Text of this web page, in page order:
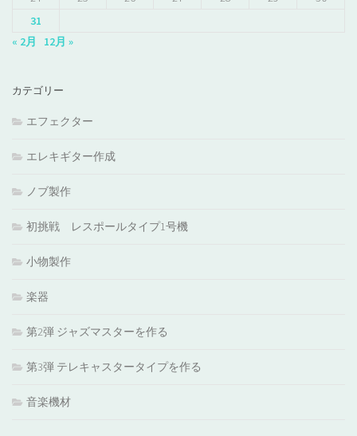
31
« 2月
12月 »
カテゴリー
エフェクター
エレキギター作成
ノブ製作
初挑戦 レスポールタイプ1号機
小物製作
楽器
第2弾 ジャズマスターを作る
第3弾 テレキャスタータイプを作る
音楽機材